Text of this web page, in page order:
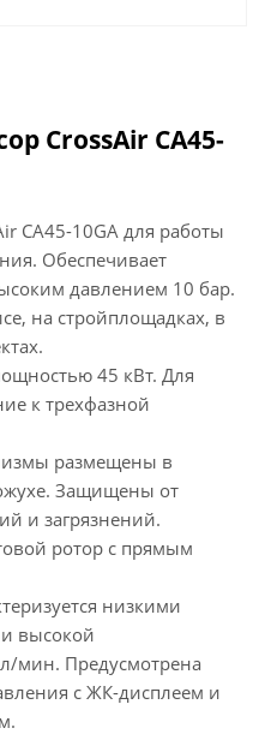
CrossAir CA45-
CA45-10GA для работы
Обеспечивает
давлением 10 бар.
на стройплощадках, в
45 кВт. Для
к трехфазной
размещены в
Защищены от
и загрязнений.
ротор с прямым
низкими
высокой
мин. Предусмотрена
с ЖК-дисплеем и